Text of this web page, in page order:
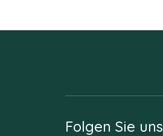
Folgen Sie uns